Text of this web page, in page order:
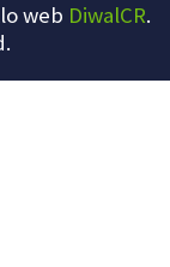
web DiwalCR.
.